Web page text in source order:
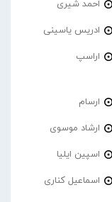
احمد شیری
ادریس یاسینی
اراسپ
ارسام
ارشاد موسوی
اسپین ایلیا
اسماعیل کناری